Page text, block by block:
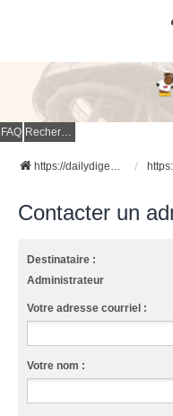
FAQ Rechercher
https://dailydigesthub.com
Contacter un
Destinataire :
Administrateur
Votre adresse courriel :
Votre nom :